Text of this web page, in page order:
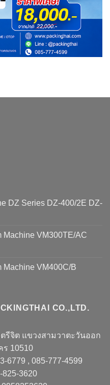
DZ Series DZ-400/2E DZ-
Machine VM300TE/AC
Machine VM400C/B
CO.,LTD.
รีจิต แขวงสามวาตะวันออก
ร 10510
6779 , 085-777-4599
3620